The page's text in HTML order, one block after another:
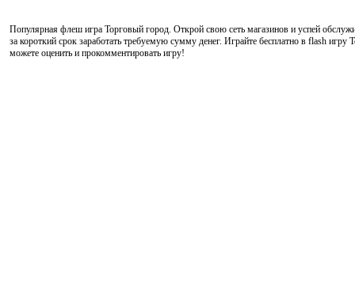
Популярная флеш игра Торговый город. Открой свою сеть магазинов и успей
за короткий срок заработать требуемую сумму денег. Играйте бесплатно в flash
можете оценить и прокомментировать игру!